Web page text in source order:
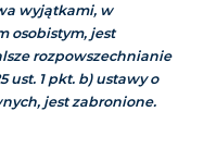
wyjątkami, w
osobistym, jest
rozpowszechnianie
ust. 1 pkt. b) ustawy o
jest zabronione.